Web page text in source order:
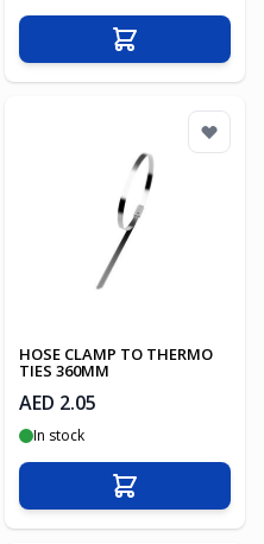
Add to Cart
HOSE CLAMP TO THERMO
TIES 360MM
AED 2.05
In stock
Add to Cart